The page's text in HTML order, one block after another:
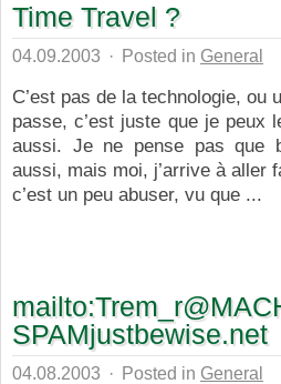
Time Travel ?
04.09.2003 · Posted in General
C’est pas de la technologie, ou
passe, c’est juste que je peux
aussi. Je ne pense pas que
aussi, mais moi, j’arrive à aller
c’est un peu abuser, vu que ...
SPAMjustbewise.net
04.08.2003 · Posted in General